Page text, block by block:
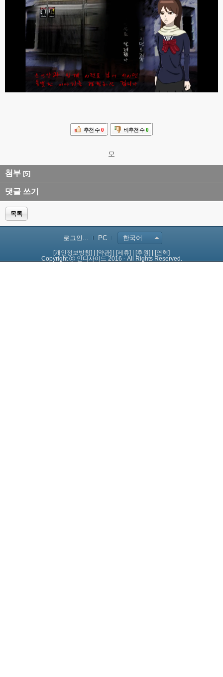
추천 수 0 비추천 수 0
모
첨부 [5]
댓글 쓰기
목록
로그인... PC 한국어
[개인정보방침] | [약관] | [제휴] | [후원] | [연혁]
Copyright ⓒ 인디사이드 2016 - All Rights Reserved.